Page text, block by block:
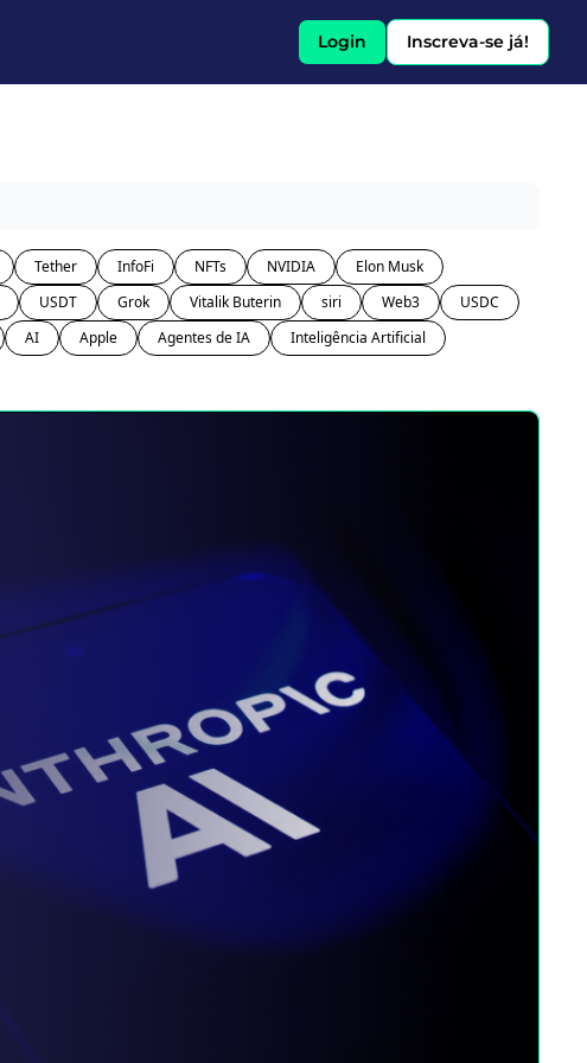
Login Inscreva-se já!
Tether InfoFi NFTs NVIDIA
Elon Musk
USDT Grok Vitalik Buterin siri Web3
USDC
AI Apple Agentes de IA
Inteligência Artificial